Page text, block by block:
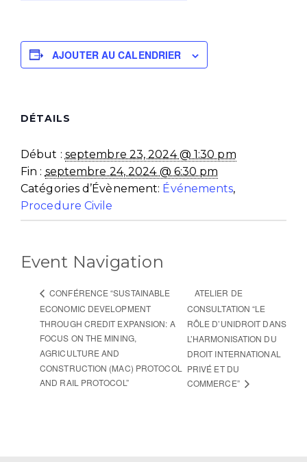
AJOUTER AU CALENDRIER
DÉTAILS
Début : septembre 23, 2024 @ 1:30 pm
Fin : septembre 24, 2024 @ 6:30 pm
Catégories d’Évènement: Événements,
Procedure Civile
Event Navigation
CONFÉRENCE “SUSTAINABLE
ECONOMIC DEVELOPMENT
THROUGH CREDIT EXPANSION: A
FOCUS ON THE MINING,
AGRICULTURE AND
CONSTRUCTION (MAC) PROTOCOL
AND RAIL PROTOCOL”
ATELIER DE
CONSULTATION “LE
RÔLE D’UNIDROIT DANS
L’HARMONISATION DU
DROIT INTERNATIONAL
PRIVÉ ET DU
COMMERCE”